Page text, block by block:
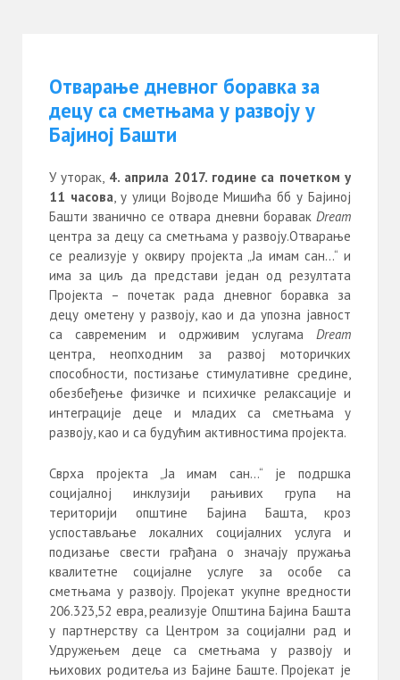
Отварање дневног боравка за
децу са сметњама у развоју у
Бајиној Башти
У уторак, 4. априла 2017. године са почетком у
11 часова, у улици Војводе Мишића бб у Бајиној
Башти званично се отвара дневни боравак Dream
центра за децу са сметњама у развоју.Отварање
се реализује у оквиру пројекта „Ја имам сан…“ и
има за циљ да представи један од резултата
Пројекта – почетак рада дневног боравка за
децу ометену у развоју, као и да упозна јавност
са савременим и одрживим услугама Dream
центра, неопходним за развој моторичких
способности, постизање стимулативне средине,
обезбеђење физичке и психичке релаксације и
интеграције деце и младих са сметњама у
развоју, као и са будућим активностима пројекта.
Сврха пројекта „Ја имам сан…“ је подршка
социјалној инклузији рањивих група на
територији општине Бајина Башта, кроз
успостављање локалних социјалних услуга и
подизање свести грађана о значају пружања
квалитетне социјалне услуге за особе са
сметњама у развоју. Пројекат укупне вредности
206.323,52 евра, реализује Општина Бајина Башта
у партнерству са Центром за социјални рад и
Удружењем деце са сметњама у развоју и
њихових родитеља из Бајине Баште. Пројекат је